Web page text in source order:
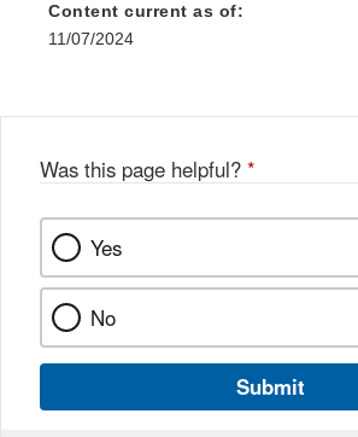
Content current as of:
11/07/2024
Was this page helpful? *
Yes
No
Submit